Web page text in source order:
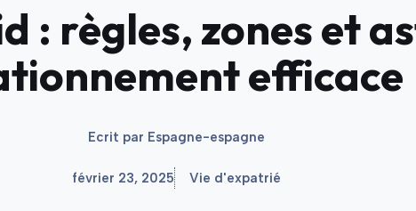
: règles, zones et
efficace
Ecrit par Espagne-espagne
février 23, 2025 Vie d'expatrié